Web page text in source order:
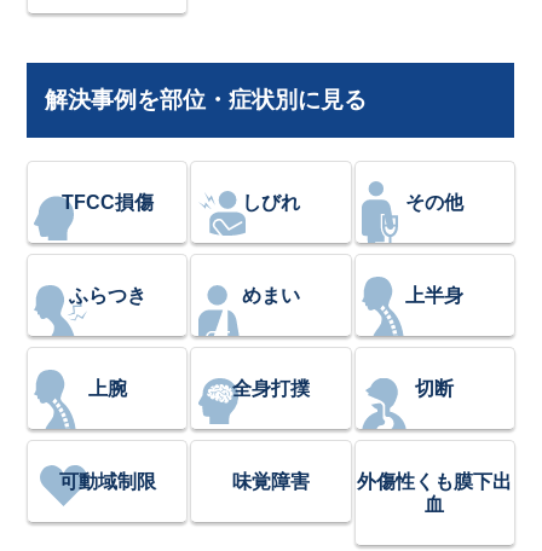
解決事例を部位・症状別に見る
TFCC損傷 しびれ その他
ふらつき めまい 上半身
上腕 全身打撲 切断
可動域制限 味覚障害
外傷性くも膜下出
血